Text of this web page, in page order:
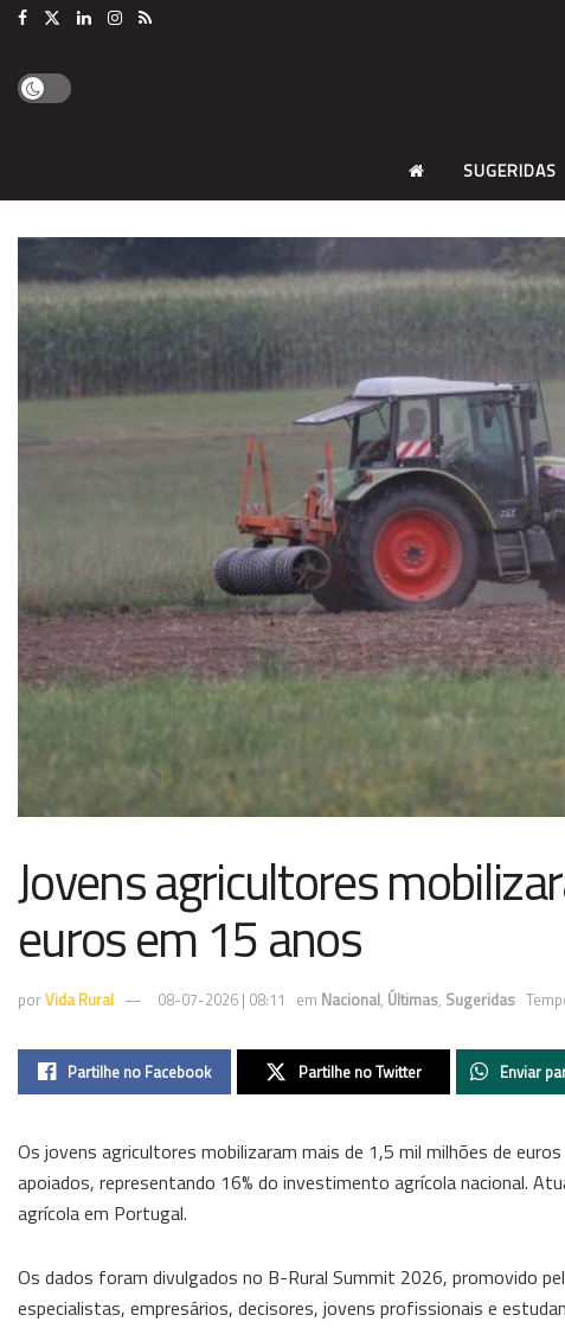
SUGERIDAS
Jovens agricultores
euros em 15 anos
porVida Rural 08-07-2026 | 08:11 em Nacional, Últimas, Sugeridas
Partilhe no Facebook Partilhe no Twitter Enviar
Os jovens agricultores mobilizaram mais de 1,5 mil milhões de
apoiados, representando 16% do investimento agrícola nacional.
agrícola em Portugal.
Os dados foram divulgados no B-Rural Summit 2026, promovido
especialistas, empresários, decisores, jovens profissionais e